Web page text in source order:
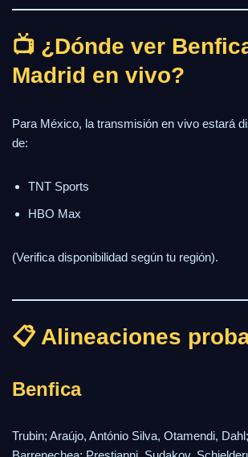
📺 ¿Dónde ver
Madrid en vivo?
Para México, la transmisión en vivo estará
de:
TNT Sports
HBO Max
(Verifica disponibilidad según tu región).
📋 Alineaciones
Benfica
Trubin; Araújo, António Silva, Otamendi,